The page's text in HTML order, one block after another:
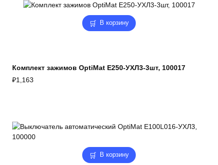
В корзину
Комплект зажимов OptiMat E250-УХЛ3-3шт, 100017
₽1,163
В корзину